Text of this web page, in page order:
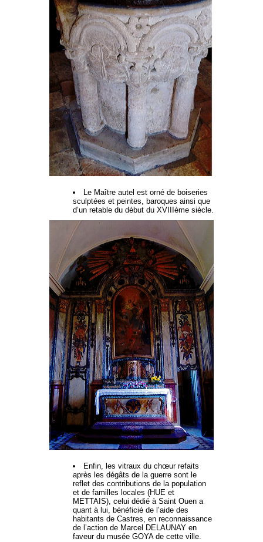
Le Maître autel est orné de boiseries
sculptées et peintes, baroques ainsi que
d’un retable du début du XVIIIème siècle.
Enfin, les vitraux du chœur refaits
après les dégâts de la guerre sont le
reflet des contributions de la population
et de familles locales (HUE et
METTAIS), celui dédié à Saint Ouen a
quant à lui, bénéficié de l’aide des
habitants de Castres, en reconnaissance
de l’action de Marcel DELAUNAY en
faveur du musée GOYA de cette ville.